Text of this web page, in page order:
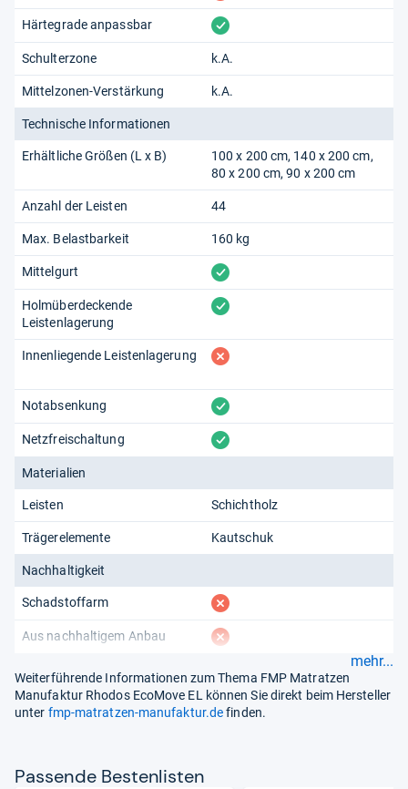
sowie Funkfernbedienung für nur rund 40 Euro mehr
wesentlich höheren Luxus bietet. Ein Vergleich lohnt
sich.
von Isabelle
Härtegrade anpassbar vorhanden
Schulterzone k.A.
Mittelzonen-Verstärkung k.A.
Technische Informationen
Erhältliche Größen (L x B) 100 x 200 cm 140 x 200 cm
80 x 200 cm 90 x 200 cm
Anzahl der Leisten 44
Max. Belastbarkeit 160 kg
Mittelgurt vorhanden
Holmüberdeckende
Leistenlagerung
vorhanden
Innenliegende Leistenlagerung fehlt
Notabsenkung vorhanden
Netzfreischaltung vorhanden
Materialien
Leisten Schichtholz
Trägerelemente Kautschuk
Nachhaltigkeit
Schadstoffarm fehlt
Aus nachhaltigem Anbau fehlt
mehr...
Weiterführende Informationen zum Thema FMP Matratzen
Manufaktur Rhodos EcoMove EL können Sie direkt beim Hersteller
unter fmp-matratzen-manufaktur.definden.
Pas­sende Bes­ten­lis­ten